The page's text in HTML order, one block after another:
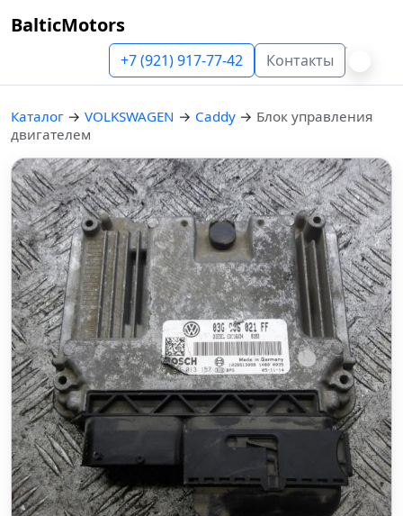
BalticMotors
+7 (921) 917-77-42 Контакты
Каталог → VOLKSWAGEN → Caddy → Блок управления
двигателем